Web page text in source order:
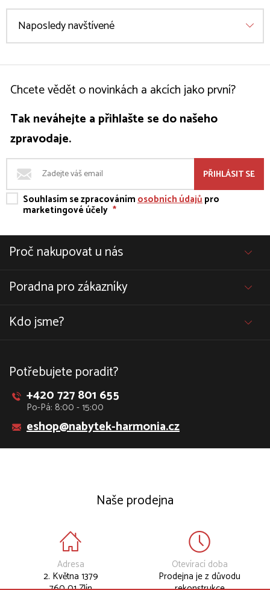
Naposledy navštívené
Chcete vědět o novinkách a akcích jako první?
Tak neváhejte a přihlašte se do našeho
zpravodaje.
PŘIHLÁSIT SE
Souhlasím se zpracovánímosobních údajůpro
marketingové účely *
Proč nakupovat u nás
Poradna pro zákazníky
Kdo jsme?
Potřebujete poradit?
+420 727 801 655
Po-Pá: 8:00 - 15:00
eshop@nabytek-harmonia.cz
Naše prodejna
Adresa
2. Května 1379
Otevírací doba
Prodejna je z důvodu